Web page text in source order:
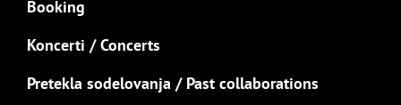
Booking
Koncerti / Concerts
Pretekla sodelovanja / Past collaborations